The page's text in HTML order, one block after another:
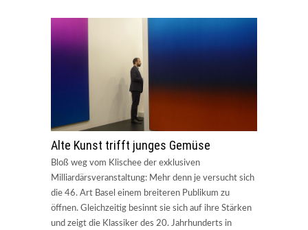
Alte Kunst trifft junges Gemüse
Bloß weg vom Klischee der exklusiven
Milliardärsveranstaltung: Mehr denn je versucht sich
die 46. Art Basel einem breiteren Publikum zu
öffnen. Gleichzeitig besinnt sie sich auf ihre Stärken
und zeigt die Klassiker des 20. Jahrhunderts in